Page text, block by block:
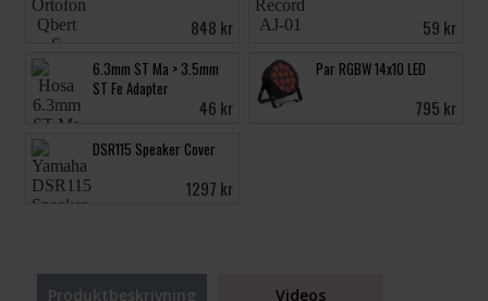
848 kr 59 kr
6.3mm ST Ma > 3.5mm
ST Fe Adapter
46 kr
Par RGBW 14x10 LED
795 kr
DSR115 Speaker Cover
1297 kr
Produktbeskrivning Videos